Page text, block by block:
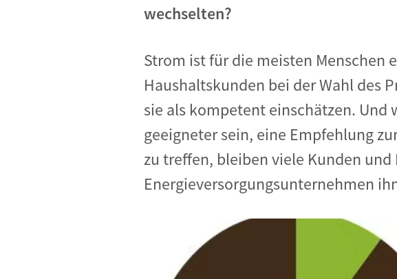
wechselten?
Strom ist für die meisten Menschen
Haushaltskunden bei der Wahl des
sie als kompetent einschätzen.
geeigneter sein, eine Empfehlung
zu treffen, bleiben viele Kunden
Energieversorgungsunternehmen